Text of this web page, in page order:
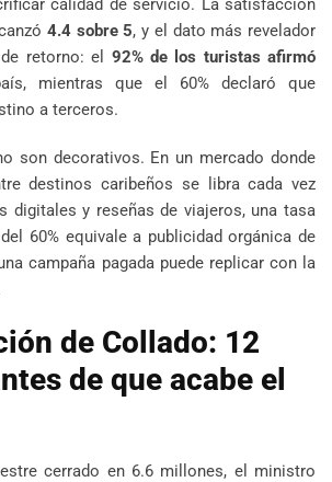
calidad de servicio. La satisfacción
4.4 sobre 5, y el dato más revelador
retorno: el 92% de los turistas afirmó
mientras que el 60% declaró que
a terceros.
son decorativos. En un mercado donde
destinos caribeños se libra cada vez
digitales y reseñas de viajeros, una tasa
60% equivale a publicidad orgánica de
campaña pagada puede replicar con la
de Collado: 12
de que acabe el
cerrado en 6.6 millones, el ministro